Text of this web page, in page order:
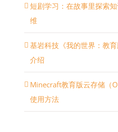
短剧学习：在故事里探索
维
基岩科技《我的世界：教
介绍
Minecraft教育版云存储（
使用方法